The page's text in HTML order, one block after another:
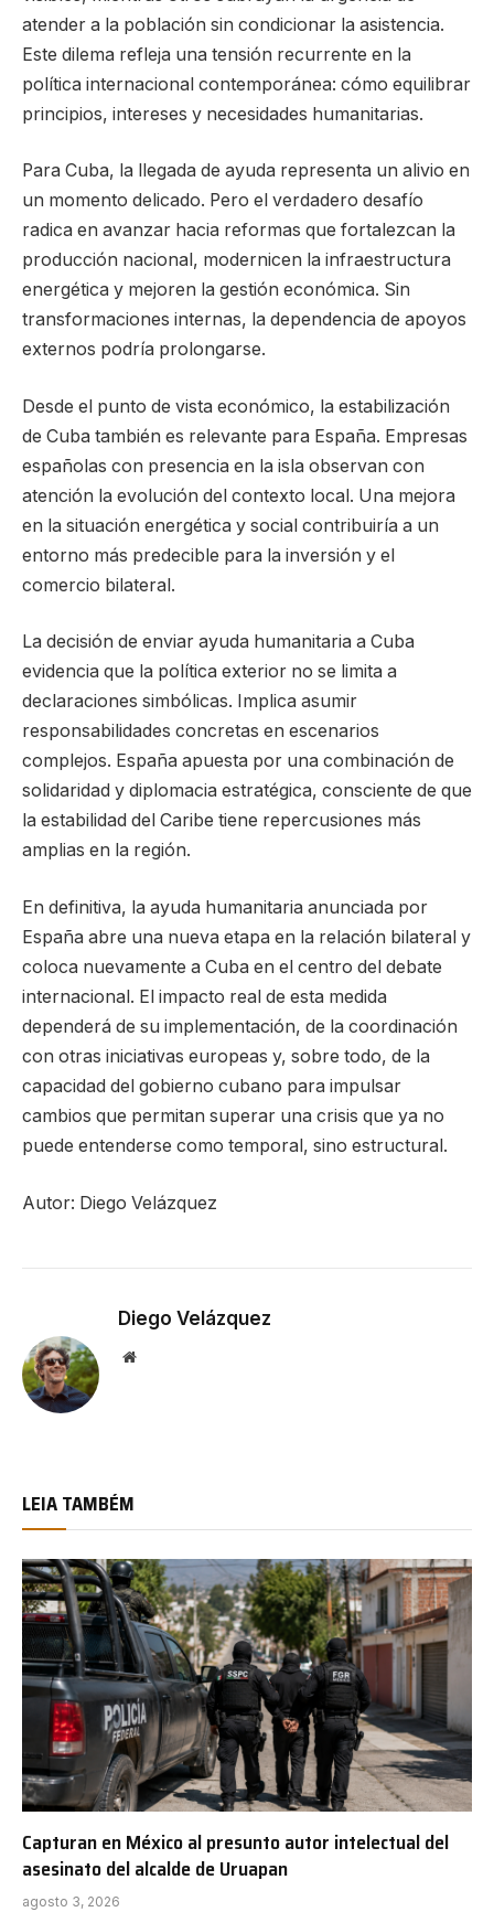
atender a la población sin condicionar la asistencia.
Este dilema refleja una tensión recurrente en la
política internacional contemporánea: cómo equilibrar
principios, intereses y necesidades humanitarias.
Para Cuba, la llegada de ayuda representa un alivio en
un momento delicado. Pero el verdadero desafío
radica en avanzar hacia reformas que fortalezcan la
producción nacional, modernicen la infraestructura
energética y mejoren la gestión económica. Sin
transformaciones internas, la dependencia de apoyos
externos podría prolongarse.
Desde el punto de vista económico, la estabilización
de Cuba también es relevante para España. Empresas
españolas con presencia en la isla observan con
atención la evolución del contexto local. Una mejora
en la situación energética y social contribuiría a un
entorno más predecible para la inversión y el
comercio bilateral.
La decisión de enviar ayuda humanitaria a Cuba
evidencia que la política exterior no se limita a
declaraciones simbólicas. Implica asumir
responsabilidades concretas en escenarios
complejos. España apuesta por una combinación de
solidaridad y diplomacia estratégica, consciente de que
la estabilidad del Caribe tiene repercusiones más
amplias en la región.
En definitiva, la ayuda humanitaria anunciada por
España abre una nueva etapa en la relación bilateral y
coloca nuevamente a Cuba en el centro del debate
internacional. El impacto real de esta medida
dependerá de su implementación, de la coordinación
con otras iniciativas europeas y, sobre todo, de la
capacidad del gobierno cubano para impulsar
cambios que permitan superar una crisis que ya no
puede entenderse como temporal, sino estructural.
Autor: Diego Velázquez
Diego Velázquez
Website
LEIA TAMBÉM
Capturan en México al presunto autor intelectual del
asesinato del alcalde de Uruapan
agosto 3, 2026